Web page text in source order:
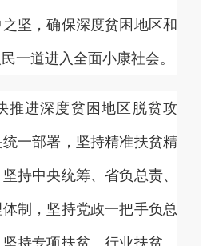
坚，确保深度贫困地区和
一道进入全面小康社会。
进深度贫困地区脱贫攻
一部署，坚持精准扶贫精
持中央统筹、省负总责、
制，坚持党政一把手负总
持专项扶贫、行业扶贫、